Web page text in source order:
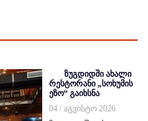
ზუგდიდში ახალი
რესტორანი „სოხუმის
ეზო“ გაიხსნა
04 / აგვისტო 2026